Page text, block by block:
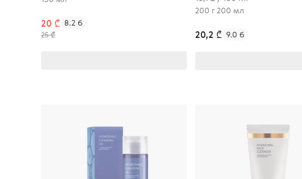
20 ₾
25 ₾
8.2 б
200 г 200 мл
20,2 ₾ 9.0 б